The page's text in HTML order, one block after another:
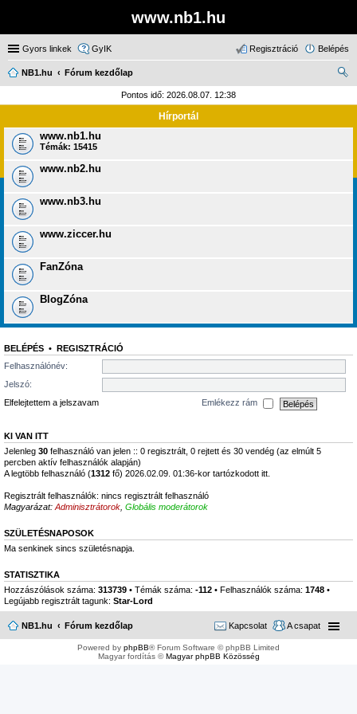
www.nb1.hu
Gyors linkek GyIK Belépés
Regisztráció
NB1.hu
Fórum kezdőlap
s
Pontos idő: 2026.08.07. 12:38
Hírportál
www.nb1.hu
Témák: 15415
www.nb2.hu
www.nb3.hu
www.ziccer.hu
FanZóna
BlogZóna
BELÉPÉS • REGISZTRÁCIÓ
Felhasználónév:
Jelszó:
Elfelejtettem a jelszavam
Emlékezz rám
KI VAN ITT
Jelenleg 30 felhasználó van jelen :: 0 regisztrált, 0 rejtett és 30 vendég (az elmúlt 5
percben aktív felhasználók alapján)
A legtöbb felhasználó (1312 fő) 2026.02.09. 01:36-kor tartózkodott itt.
Regisztrált felhasználók: nincs regisztrált felhasználó
Magyarázat: Adminisztrátorok Globális moderátorok
SZÜLETÉSNAPOSOK
Ma senkinek sincs születésnapja.
STATISZTIKA
Hozzászólások száma: 313739 • Témák száma: -112 • Felhasználók száma: 1748 •
Legújabb regisztrált tagunk: Star-Lord
NB1.hu Fórum kezdőlap A csapat
Kapcsolat
Powered by phpBB® Forum Software © phpBB Limited
Magyar fordítás ©Magyar phpBB Közösség